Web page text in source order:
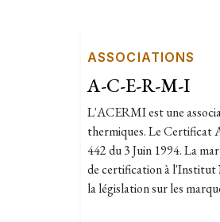
ASSOCIATIONS
A-C-E-R-M-I
L'ACERMI est une
thermiques. Le Certificat
442 du 3 Juin 1994. La
de certification à l'Institut
la législation sur les